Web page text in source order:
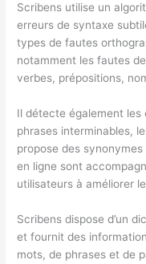
Scribens utilise un
erreurs de syntaxe
types de fautes
notamment les fautes
verbes, prépositions,
Il détecte également les
phrases interminables,
propose des
en ligne sont
utilisateurs à améliorer
Scribens dispose d’un
et fournit des
mots, de phrases et de